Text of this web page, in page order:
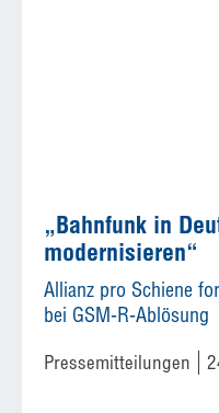
„Bahnfunk in
modernisieren“
Allianz pro Schiene
bei GSM-R-Ablösung
Pressemitteilungen